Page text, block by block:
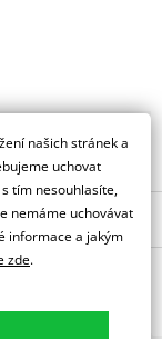
našich stránek a
uchovat
tím nesouhlasíte,
nemáme uchovávat
informace a jakým
zde.